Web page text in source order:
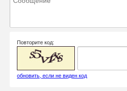
Повторите код:
обновить, если не виден код